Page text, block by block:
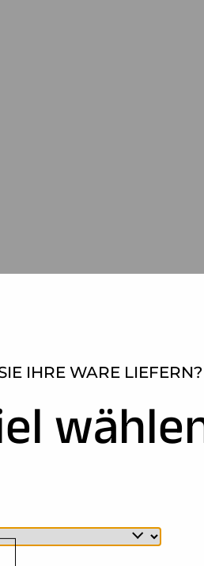
IHRE WARE LIEFERN?